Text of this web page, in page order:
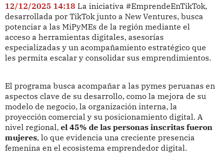
12/12/2025 14:18 La iniciativa #EmprendeEnTikTok,
desarrollada por TikTok junto a New Ventures, busca
potenciar a las MiPyMEs de la región mediante el
acceso a herramientas digitales, asesorías
especializadas y un acompañamiento estratégico que
les permita escalar y consolidar sus emprendimientos.
El programa busca acompañar a las pymes peruanas en
aspectos clave de su desarrollo, como la mejora de su
modelo de negocio, la organización interna, la
proyección comercial y su posicionamiento digital. A
nivel regional, el 45% de las personas inscritas fueron
mujeres, lo que evidencia una creciente presencia
femenina en el ecosistema emprendedor digital.